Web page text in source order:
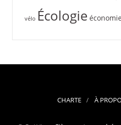
vélo Écologie économie
CHARTE À